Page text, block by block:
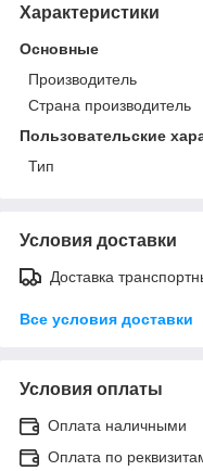
Характеристики
Основные
Производитель
Страна производитель
Пользовательские
Тип
Условия доставки
Доставка
Все условия доставки
Условия оплаты
Оплата наличными
Оплата по